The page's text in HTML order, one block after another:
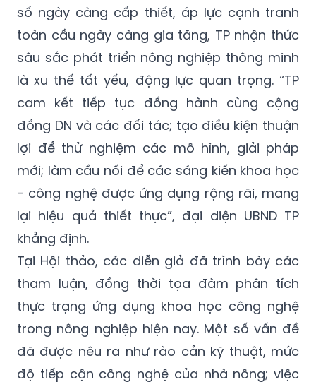
số ngày càng cấp thiết, áp lực cạnh tranh
toàn cầu ngày càng gia tăng, TP nhận thức
sâu sắc phát triển nông nghiệp thông minh
là xu thế tất yếu, động lực quan trọng. “TP
cam kết tiếp tục đồng hành cùng cộng
đồng DN và các đối tác; tạo điều kiện thuận
lợi để thử nghiệm các mô hình, giải pháp
mới; làm cầu nối để các sáng kiến khoa học
- công nghệ được ứng dụng rộng rãi, mang
lại hiệu quả thiết thực”, đại diện UBND TP
khẳng định.
Tại Hội thảo, các diễn giả đã trình bày các
tham luận, đồng thời tọa đàm phân tích
thực trạng ứng dụng khoa học công nghệ
trong nông nghiệp hiện nay. Một số vấn đề
đã được nêu ra như rào cản kỹ thuật, mức
độ tiếp cận công nghệ của nhà nông; việc